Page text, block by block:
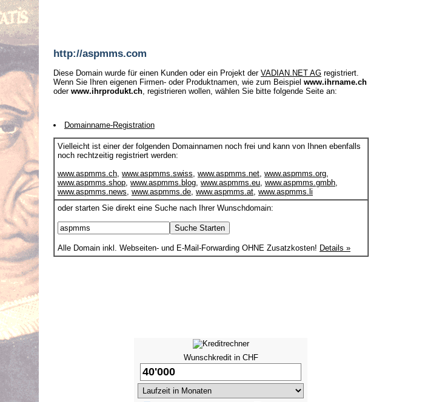
http://aspmms.com
Diese Domain wurde für einen Kunden oder ein Projekt der VADIAN.NET AG registriert.
Wenn Sie Ihren eigenen Firmen- oder Produktnamen, wie zum Beispiel www.ihrname.ch
oder www.ihrprodukt.ch, registrieren wollen, wählen Sie bitte folgende Seite an:
Domainname-Registration
Vielleicht ist einer der folgenden Domainnamen noch frei und kann von Ihnen ebenfalls
noch rechtzeitig registriert werden:
www.aspmms.ch, www.aspmms.swiss, www.aspmms.net, www.aspmms.org,
www.aspmms.shop, www.aspmms.blog, www.aspmms.eu, www.aspmms.gmbh,
www.aspmms.news, www.aspmms.de, www.aspmms.at, www.aspmms.li
oder starten Sie direkt eine Suche nach Ihrer Wunschdomain:
Alle Domain inkl. Webseiten- und E-Mail-Forwarding OHNE Zusatzkosten! Details »
Wunschkredit in CHF